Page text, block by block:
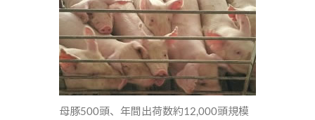
母豚500頭、年間出荷数約12,000頭規模